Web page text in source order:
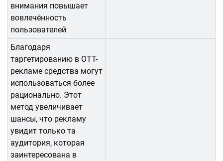
внимания повышает
вовлечённость
пользователей
Благодаря
таргетированию в OTT-
рекламе средства могут
использоваться более
рационально. Этот
метод увеличивает
шансы, что рекламу
увидит только та
аудитория, которая
заинтересована в